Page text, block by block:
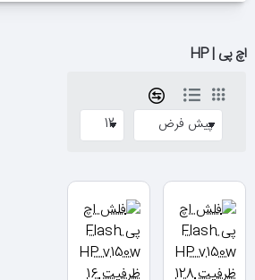
اچ پی | HP